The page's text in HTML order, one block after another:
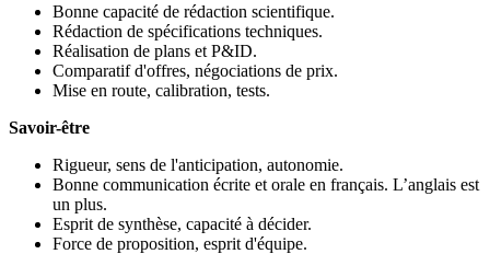
Bonne capacité de rédaction scientifique.
Rédaction de spécifications techniques.
Réalisation de plans et P&ID.
Comparatif d'offres, négociations de prix.
Mise en route, calibration, tests.
Savoir-être
Rigueur, sens de l'anticipation, autonomie.
Bonne communication écrite et orale en français. L’anglais est
un plus.
Esprit de synthèse, capacité à décider.
Force de proposition, esprit d'équipe.